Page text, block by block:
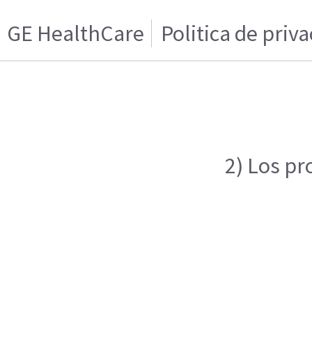
GE HealthCare Politica de
2) Los